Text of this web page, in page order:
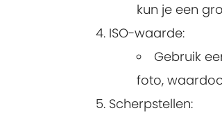
kun je een
ISO-waarde:
Gebruik
foto,
Scherpstellen: